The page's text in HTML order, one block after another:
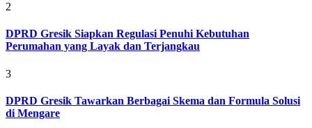
2
DPRD Gresik Siapkan Regulasi Penuhi Kebutuhan
Perumahan yang Layak dan Terjangkau
3
DPRD Gresik Tawarkan Berbagai Skema dan Formula Solusi
di Mengare